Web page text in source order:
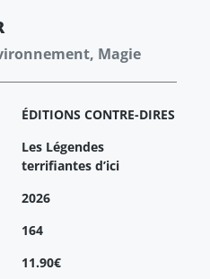
Magie
ÉDITIONS CONTRE-DIRES
Les Légendes
terrifiantes d’ici
2026
164
11.90€